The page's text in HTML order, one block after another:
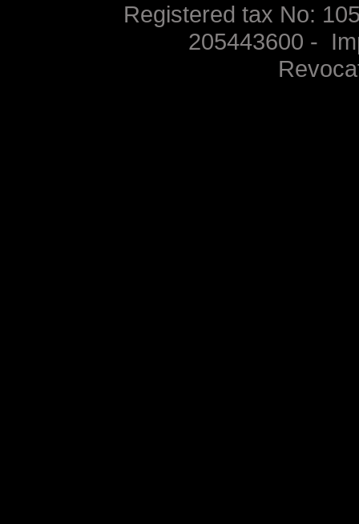
Registered tax No:
205443600 - I